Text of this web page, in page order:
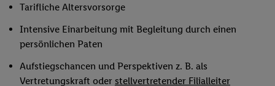
Tarifliche Altersvorsorge
Intensive Einarbeitung mit Begleitung durch einen
persönlichen Paten
Aufstiegschancen und Perspektiven z. B. als
Vertretungskraft oder stellvertretender Filialleiter